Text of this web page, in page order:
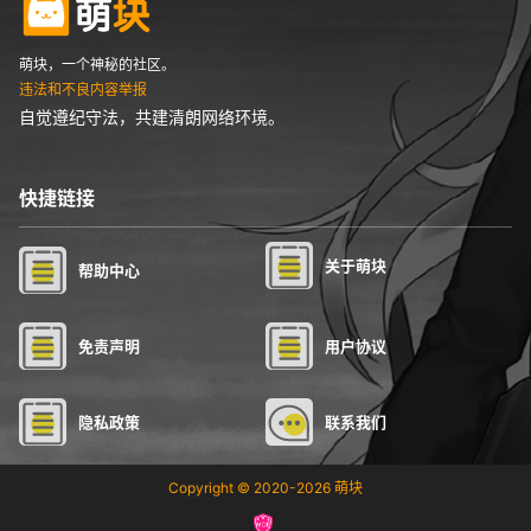
萌块，一个神秘的社区。
违法和不良内容举报
自觉遵纪守法，共建清朗网络环境。
快捷链接
帮助中心 关于萌块
免责声明 用户协议
隐私政策 联系我们
Copyright © 2020-2026 萌块